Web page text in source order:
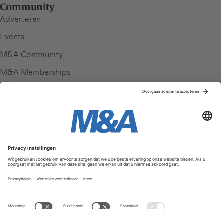
Community
Adverteren
Events
M&A Community
M&A Memberships
Service & Contact
Contact
FAQ
Werken bij ons